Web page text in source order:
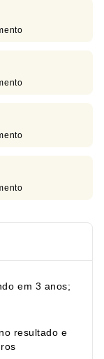
em 3 anos;
resultado e